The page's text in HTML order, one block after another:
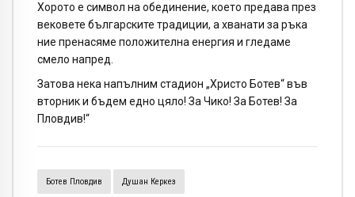
Хорото е символ на обединение, което предава през
вековете българските традиции, а хванати за ръка
ние пренасяме положителна енергия и гледаме
смело напред.
Затова нека напълним стадион „Христо Ботев“ във
вторник и бъдем едно цяло! За Чико! За Ботев! За
Пловдив!“
Ботев Пловдив Душан Керкез